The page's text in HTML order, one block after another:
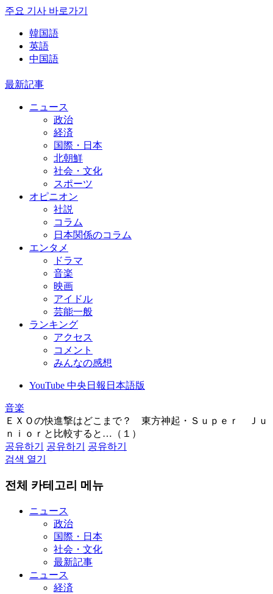
주요 기사 바로가기
韓国語
英語
中国語
最新記事
ニュース
政治
経済
国際・日本
北朝鮮
社会・文化
スポーツ
オピニオン
社説
コラム
日本関係のコラム
エンタメ
ドラマ
音楽
映画
アイドル
芸能一般
ランキング
アクセス
コメント
みんなの感想
YouTube 中央日報日本語版
音楽
ＥＸＯの快進撃はどこまで？ 東方神起・Ｓｕｐｅｒ Ｊｕ
ｎｉｏｒと比較すると…（１）
공유하기
공유하기
공유하기
검색 열기
전체 카테고리 메뉴
ニュース
政治
国際・日本
社会・文化
最新記事
ニュース
経済